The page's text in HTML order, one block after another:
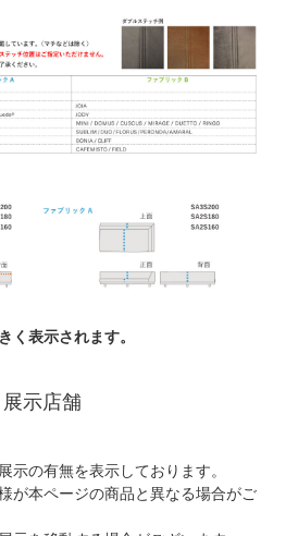
く表示されます。
展示店舗
の有無を表示しております。
が本ページの商品と異なる場合がご